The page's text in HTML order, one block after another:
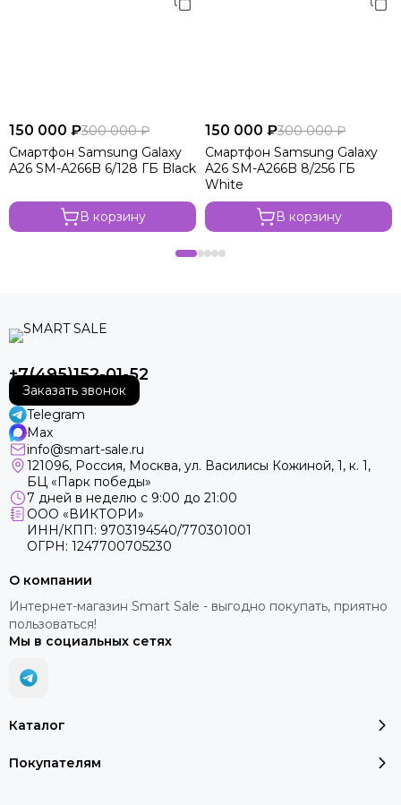
150 000 ₽300 000 ₽
Смартфон Samsung Galaxy
A26 SM-A266B 6/128 ГБ Black
В корзину
150 000 ₽300 000 ₽
Смартфон Samsung Galaxy
A26 SM-A266B 8/256 ГБ
White
В корзину
+7(495)152-01-52
Заказать звонок
Telegram
Max
info@smart-sale.ru
121096, Россия, Москва, ул. Василисы Кожиной, 1, к. 1,
БЦ «Парк победы»
7 дней в неделю с 9:00 до 21:00
ООО «ВИКТОРИ»
ИНН/КПП: 9703194540/770301001
ОГРН: 1247700705230
Каталог
Покупателям
О компании
Интернет-магазин Smart Sale - выгодно покупать, приятно
пользоваться!
Мы в социальных сетях